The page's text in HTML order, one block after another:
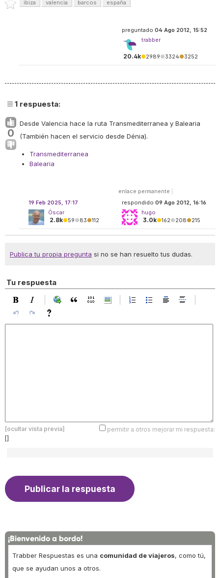
ibiza valencia barcos españa
preguntado 04 Ago 2012, 15:52
trabber
20.4k●2989●3324●3252
1 respuesta:
0
Desde Valencia hace la ruta Transmediterranea y Balearia
(También hacen el servicio desde Dénia).
Transmediterranea
Balearia
enlace permanente
respondido 09 Ago 2012, 16:16
hugo
3.0k●162●208●215
19 Feb 2025, 17:17
Óscar
2.8k●59●83●112
Publica tu propia pregunta si no se han resuelto tus dudas.
Tu respuesta
[ocultar vista previa]
permitir a otros mejorar mi respuesta:
[]
¡Bienvenido a bordo!
Trabber Respuestas es una comunidad de viajeros, como tú,
que se ayudan unos a otros.